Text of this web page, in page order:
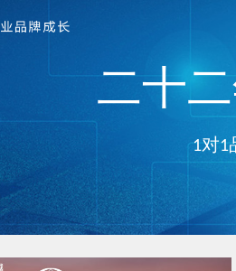
二十
1对1